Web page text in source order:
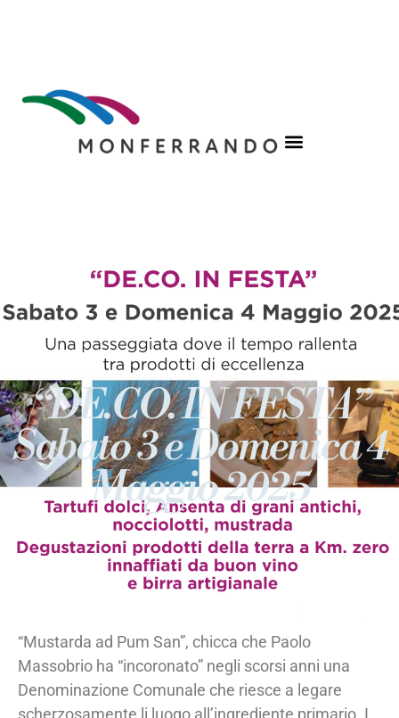
“DE.CO. IN FESTA”
Sabato 3 e Domenica 4
Maggio 2025
“Mustarda ad Pum San”, chicca che Paolo
Massobrio ha “incoronato” negli scorsi anni una
Denominazione Comunale che riesce a legare
scherzosamente li luogo all’ingrediente primario. I